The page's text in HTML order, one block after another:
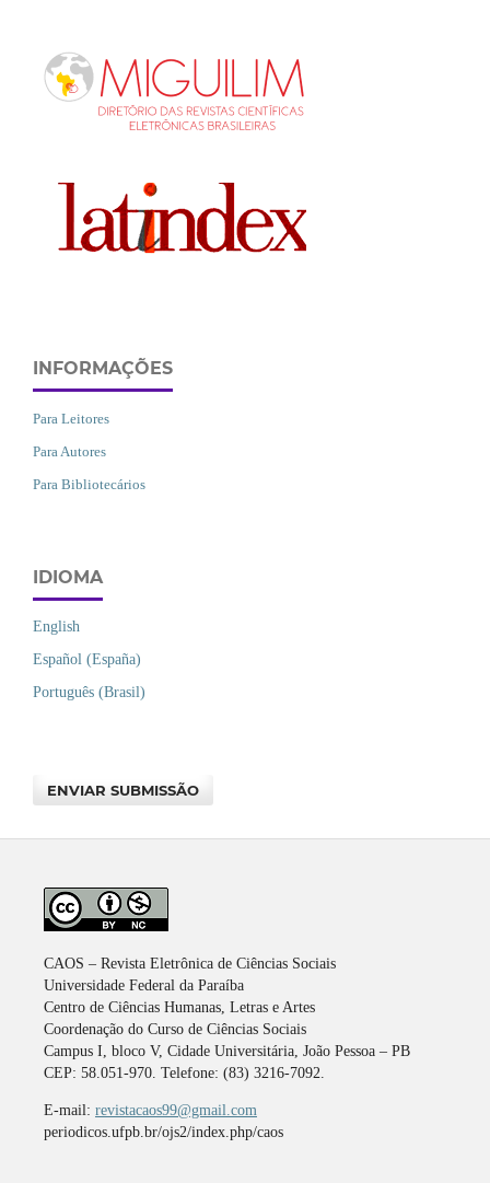
INFORMAÇÕES
Para Leitores
Para Autores
Para Bibliotecários
IDIOMA
English
Español (España)
Português (Brasil)
ENVIAR SUBMISSÃO
CAOS – Revista Eletrônica de Ciências Sociais
Universidade Federal da Paraíba
Centro de Ciências Humanas, Letras e Artes
Coordenação do Curso de Ciências Sociais
Campus I, bloco V, Cidade Universitária, João Pessoa – PB
CEP: 58.051-970. Telefone: (83) 3216-7092.
E-mail: revistacaos99@gmail.com
periodicos.ufpb.br/ojs2/index.php/caos